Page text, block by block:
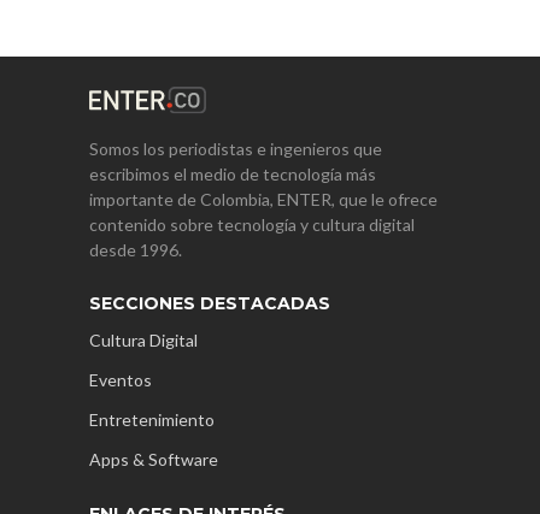
Somos los periodistas e ingenieros que
escribimos el medio de tecnología más
importante de Colombia, ENTER, que le ofrece
contenido sobre tecnología y cultura digital
desde 1996.
SECCIONES DESTACADAS
Cultura Digital
Eventos
Entretenimiento
Apps & Software